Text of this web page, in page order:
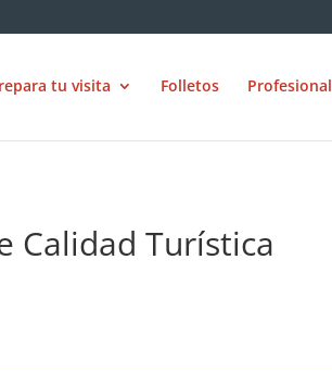
tu visita Folletos Profesional
Calidad Turística